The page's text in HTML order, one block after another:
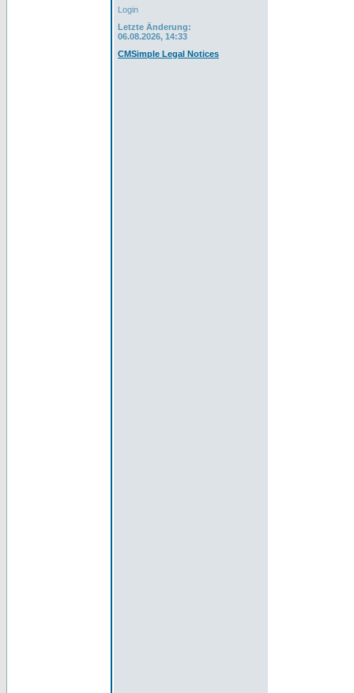
Login
Letzte Änderung:
06.08.2026, 14:33
CMSimple Legal Notices